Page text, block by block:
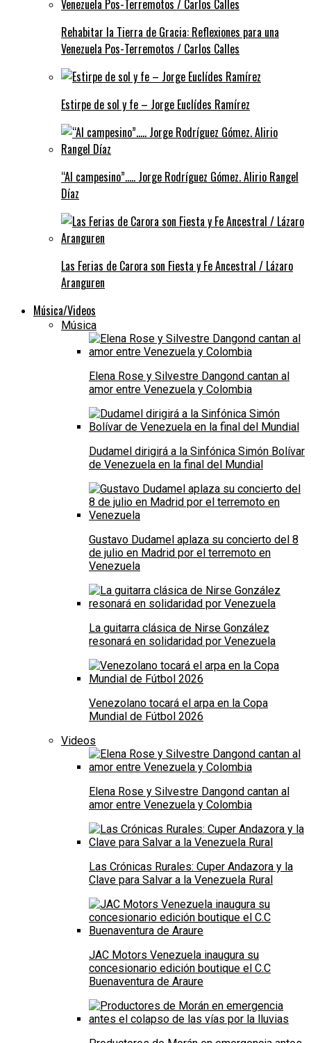
Rehabitar la Tierra de Gracia: Reflexiones para una
Venezuela Pos-Terremotos / Carlos Calles
Estirpe de sol y fe – Jorge Euclídes Ramírez
“Al campesino”….. Jorge Rodríguez Gómez. Alirio Rangel
Díaz
Las Ferias de Carora son Fiesta y Fe Ancestral / Lázaro
Aranguren
Música/Videos
Música
Elena Rose y Silvestre Dangond cantan al
amor entre Venezuela y Colombia
Dudamel dirigirá a la Sinfónica Simón Bolívar
de Venezuela en la final del Mundial
Gustavo Dudamel aplaza su concierto del 8
de julio en Madrid por el terremoto en
Venezuela
La guitarra clásica de Nirse González
resonará en solidaridad por Venezuela
Venezolano tocará el arpa en la Copa
Mundial de Fútbol 2026
Videos
Elena Rose y Silvestre Dangond cantan al
amor entre Venezuela y Colombia
Las Crónicas Rurales: Cuper Andazora y la
Clave para Salvar a la Venezuela Rural
JAC Motors Venezuela inaugura su
concesionario edición boutique el C.C
Buenaventura de Araure